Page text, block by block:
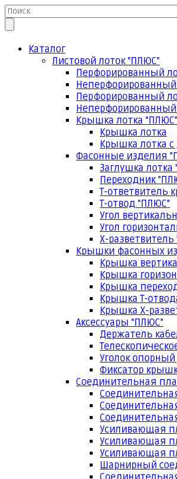
Каталог
Листовой лоток "ПЛЮС"
Перфорированный
Перфорированный
Крышка лотка "ПЛЮС"
Крышка лотка
Крышка лотка
Фасонные изделия
Заглушка
Переходник
Т-ответвитель
Т-отвод "ПЛЮС"
Угол
Угол
Х-
Крышки фасонных
Крышка
Крышка
Крышка
Крышка Т-
Крышка Х-
Аксессуары "ПЛЮС"
Держатель
Уголок
Фиксатор
Соединительная
Усиливающая
Усиливающая
Усиливающая
Шарнирный